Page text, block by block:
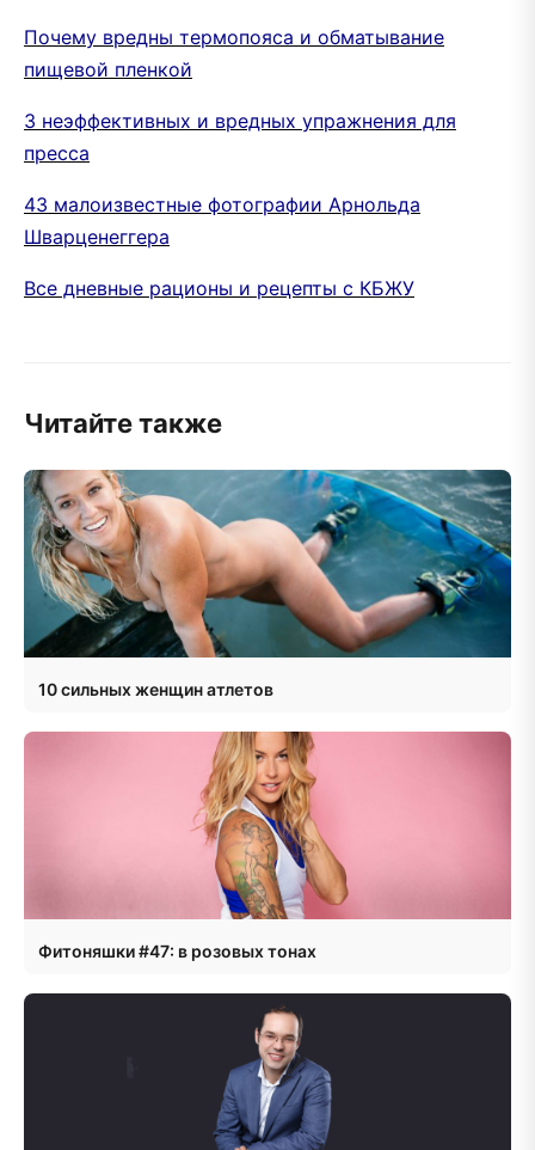
Почему вредны термопояса и обматывание
пищевой пленкой
3 неэффективных и вредных упражнения для
пресса
43 малоизвестные фотографии Арнольда
Шварценеггера
Все дневные рационы и рецепты с КБЖУ
Читайте также
10 сильных женщин атлетов
Фитоняшки #47: в розовых тонах